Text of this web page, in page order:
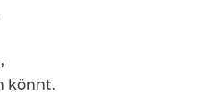
könnt.